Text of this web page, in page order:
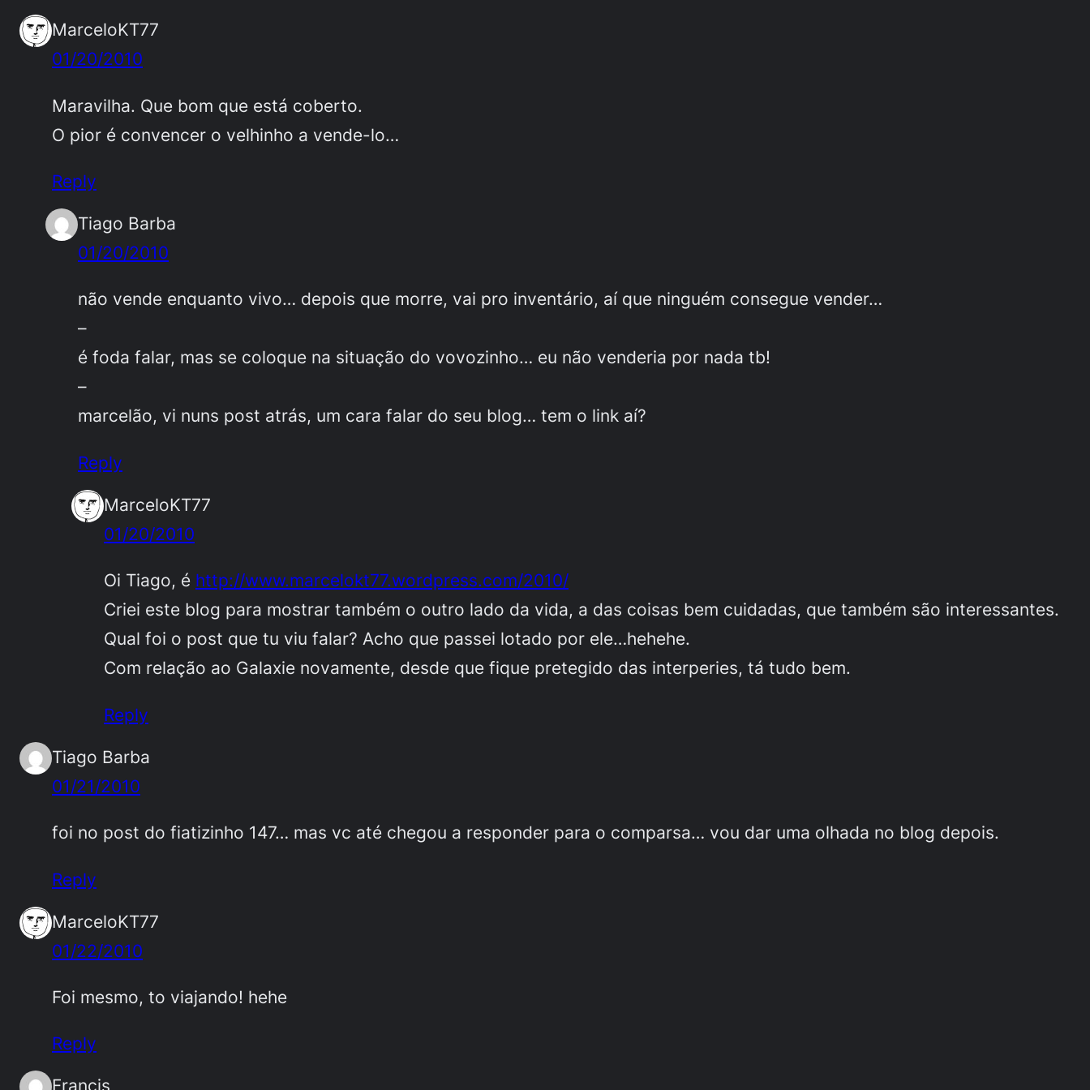
MarceloKT77
01/20/2010
Maravilha. Que bom que está coberto.
O pior é convencer o velhinho a vende-lo…
Reply
Tiago Barba
01/20/2010
não vende enquanto vivo… depois que morre, vai pro inventário, aí que ninguém consegue vender…
–
é foda falar, mas se coloque na situação do vovozinho… eu não venderia por nada tb!
–
marcelão, vi nuns post atrás, um cara falar do seu blog… tem o link aí?
Reply
MarceloKT77
01/20/2010
Oi Tiago, é http://www.marcelokt77.wordpress.com/2010/
Criei este blog para mostrar também o outro lado da vida, a das coisas bem cuidadas, que também são interessantes.
Qual foi o post que tu viu falar? Acho que passei lotado por ele…hehehe.
Com relação ao Galaxie novamente, desde que fique pretegido das interperies, tá tudo bem.
Reply
Tiago Barba
01/21/2010
foi no post do fiatizinho 147… mas vc até chegou a responder para o comparsa… vou dar uma olhada no blog depois.
Reply
MarceloKT77
01/22/2010
Foi mesmo, to viajando! hehe
Reply
Francis